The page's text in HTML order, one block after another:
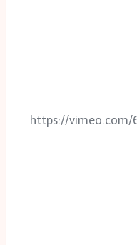
https://vimeo.com/